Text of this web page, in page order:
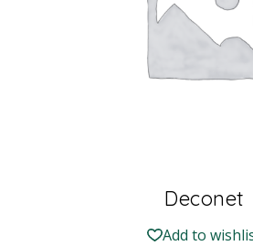
Deconet
Add to